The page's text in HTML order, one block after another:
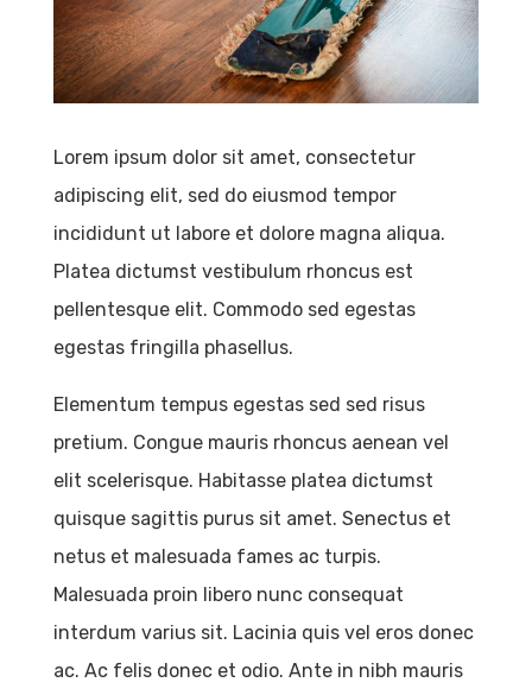
Lorem ipsum dolor sit amet, consectetur
adipiscing elit, sed do eiusmod tempor
incididunt ut labore et dolore magna aliqua.
Platea dictumst vestibulum rhoncus est
pellentesque elit. Commodo sed egestas
egestas fringilla phasellus.
Elementum tempus egestas sed sed risus
pretium. Congue mauris rhoncus aenean vel
elit scelerisque. Habitasse platea dictumst
quisque sagittis purus sit amet. Senectus et
netus et malesuada fames ac turpis.
Malesuada proin libero nunc consequat
interdum varius sit. Lacinia quis vel eros donec
ac. Ac felis donec et odio. Ante in nibh mauris